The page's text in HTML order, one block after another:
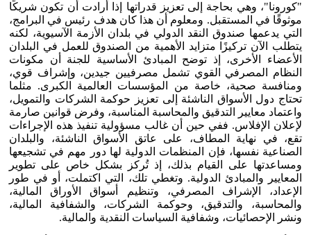
"كورونا"، وهي بحاجة إلى تعزيز قدراتها إذا أرادت أن تكون شريكًا
موثوقًا في المستقبل. ومعلوم أن هذا كان هدف رئيس في البرامج،
التي يدعمها صندوق النقد الدولي في بلدان الأزمة الآسيوية، لكنه
يتطلب الآن تركيزًا متزايد الأهمية من الصندوق للعمل في البلدان
الأعضاء الأخرى، إذ توضح المبادئ الأساسية للجنة أن مكونات
النظام المصرفي القوي تشمل مصرفيين جيدين، وإشراف قوي،
ومنافسة صحية، خاصة من المؤسسات العالمية الكبرى. مثلما
تحتاج دول الأسواق الناشئة إلى تعزيز حوكمة الشركات والتمويل،
واعتماد معايير التدقيق والمحاسبة المناسبة، وفرض قوانين صارمة
لإعلان الإفلاس. ففي حين أن غالب مسؤولية تنفيذ هذه الإجراءات
تقع، في نهاية المطاف، على عاتق الأسواق الناشئة، والبلدان
الصناعية نفسها، فإن المنظمات الدولية لها دور مهم في تشجيعها
ومساعدتها على القيام بذلك، إذ تُركز بشكل خاص على تطوير
المعايير والمبادئ الدولية. وتغطي تلك، التي اكتملت، أو في طور
الإعداد، الإشراف المصرفي، وتنظيم أسواق الأوراق المالية،
والمحاسبة، والتدقيق، وحوكمة الشركات، والشفافية المالية،
ونشر الإحصائيات، وشفافية السياسات النقدية والمالية.